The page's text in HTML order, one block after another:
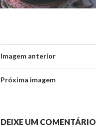
Imagem anterior
Próxima imagem
DEIXE UM COMENTÁRIO